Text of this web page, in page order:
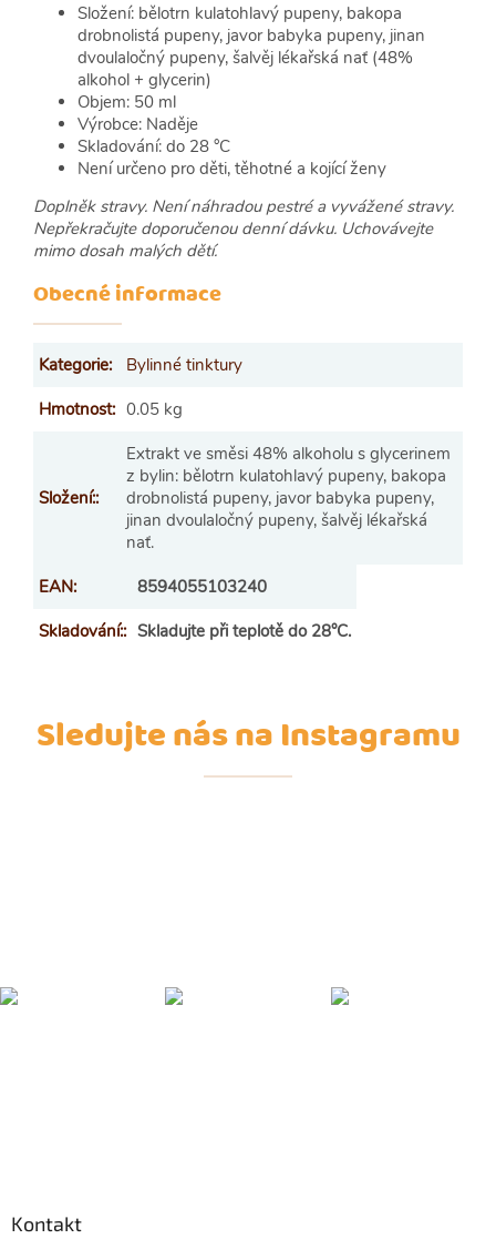
Složení: bělotrn kulatohlavý pupeny, bakopa
drobnolistá pupeny, javor babyka pupeny, jinan
dvoulaločný pupeny, šalvěj lékařská nať (48%
alkohol + glycerin)
Objem: 50 ml
Výrobce: Naděje
Skladování: do 28 °C
Není určeno pro děti, těhotné a kojící ženy
Doplněk stravy. Není náhradou pestré a vyvážené stravy.
Nepřekračujte doporučenou denní dávku. Uchovávejte
mimo dosah malých dětí.
Obecné informace
Kategorie:
Bylinné tinktury
Hmotnost: 0.05 kg
Složení::
Extrakt ve směsi 48% alkoholu s glycerinem
z bylin: bělotrn kulatohlavý pupeny, bakopa
drobnolistá pupeny, javor babyka pupeny,
jinan dvoulaločný pupeny, šalvěj lékařská
nať.
EAN:
8594055103240
Skladování:: Skladujte při teplotě do 28°C.
Sledujte nás na Instagramu
Kontakt